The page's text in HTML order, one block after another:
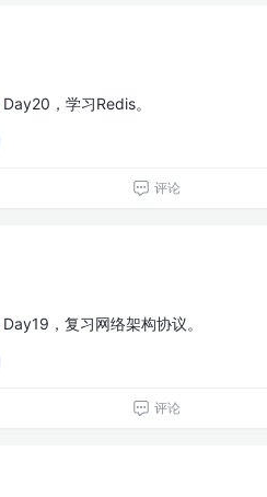
Day20，学习Redis。
评论
Day19，复习网络架构协议。
评论